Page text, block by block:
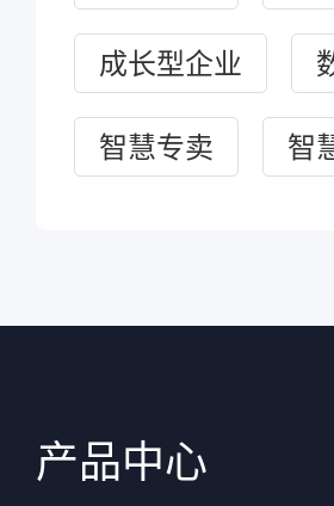
成长型企业
智慧专卖 智
产品中心